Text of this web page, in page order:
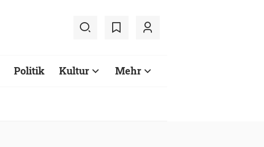
Politik Kultur Mehr